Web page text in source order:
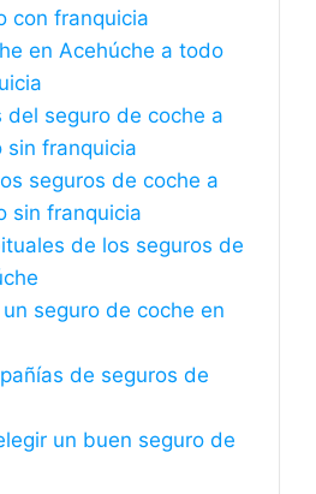
con franquicia
en Acehúche a todo
del seguro de coche a
sin franquicia
seguros de coche a
sin franquicia
de los seguros de
seguro de coche en
de seguros de
un buen seguro de